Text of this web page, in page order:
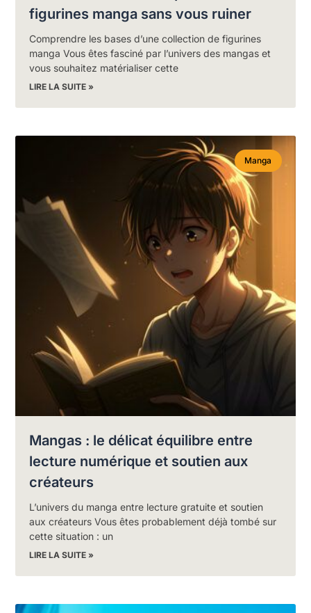
figurines manga sans vous ruiner
Comprendre les bases d’une collection de figurines
manga Vous êtes fasciné par l’univers des mangas et
vous souhaitez matérialiser cette
LIRE LA SUITE »
Manga
Mangas : le délicat équilibre entre
lecture numérique et soutien aux
créateurs
L’univers du manga entre lecture gratuite et soutien
aux créateurs Vous êtes probablement déjà tombé sur
cette situation : un
LIRE LA SUITE »